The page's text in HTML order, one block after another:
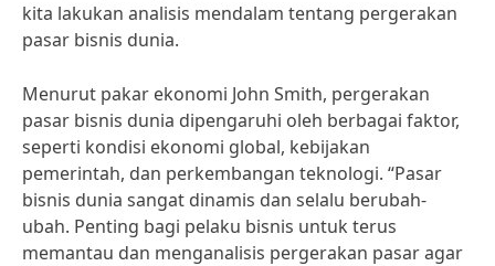
kita lakukan analisis mendalam tentang pergerakan
pasar bisnis dunia.
Menurut pakar ekonomi John Smith, pergerakan
pasar bisnis dunia dipengaruhi oleh berbagai faktor,
seperti kondisi ekonomi global, kebijakan
pemerintah, dan perkembangan teknologi. “Pasar
bisnis dunia sangat dinamis dan selalu berubah-
ubah. Penting bagi pelaku bisnis untuk terus
memantau dan menganalisis pergerakan pasar agar